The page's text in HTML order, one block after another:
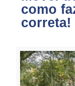
como
correta!